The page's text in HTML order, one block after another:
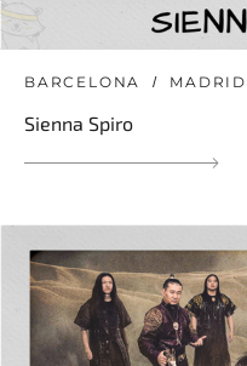
BARCELONA MADRID
Sienna Spiro